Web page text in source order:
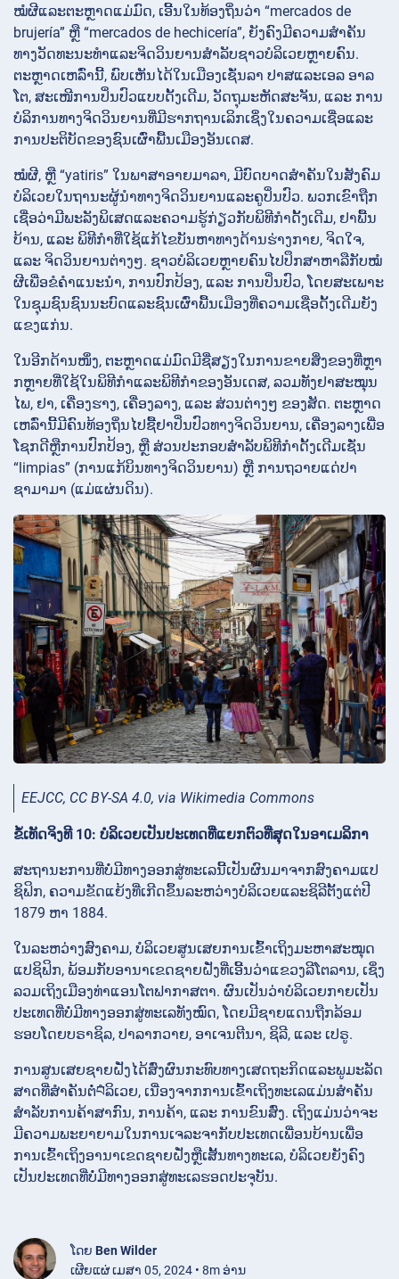
ໝໍຜີແລະຕະຫຼາດແມ່ມົດ, ເອີ້ນໃນທ້ອງຖິ່ນວ່າ “mercados de
brujería” ຫຼື “mercados de hechicería”, ຍັງຄົງມີຄວາມສຳຄັນ
ທາງວັດທະນະທຳແລະຈິດວິນຍານສຳລັບຊາວບໍລິເວຍຫຼາຍຄົນ.
ຕະຫຼາດເຫລົ່ານີ້, ພົບເຫັນໄດ້ໃນເມືອງເຊັ່ນລາ ປາສແລະເອລ ອາລ
ໂຕ, ສະເໜີການປິ່ນປົວແບບດັ້ງເດີມ, ວັດຖຸມະຫັດສະຈັນ, ແລະ ການ
ບໍລິການທາງຈິດວິນຍານທີ່ມີຮາກຖານເລິກເຊິ່ງໃນຄວາມເຊື່ອແລະ
ການປະຕິບັດຂອງຊົນເຜົ່າພື້ນເມືອງອັນເດສ.
ໝໍຜີ, ຫຼື “yatiris” ໃນພາສາອາຍມາລາ, ມີບົດບາດສຳຄັນໃນສັງຄົມ
ບໍລິເວຍໃນຖານະຜູ້ນຳທາງຈິດວິນຍານແລະຄູປິ່ນປົວ. ພວກເຂົາຖືກ
ເຊື່ອວ່າມີພະລັງພິເສດແລະຄວາມຮູ້ກ່ຽວກັບພິທີກຳດັ້ງເດີມ, ຢາພື້ນ
ບ້ານ, ແລະ ພິທີກຳທີ່ໃຊ້ແກ້ໄຂບັນຫາທາງດ້ານຮ່າງກາຍ, ຈິດໃຈ,
ແລະ ຈິດວິນຍານຕ່າງໆ. ຊາວບໍລິເວຍຫຼາຍຄົນໄປປຶກສາຫາລືກັບໝໍ
ຜີເພື່ອຂໍຄຳແນະນຳ, ການປົກປ້ອງ, ແລະ ການປິ່ນປົວ, ໂດຍສະເພາະ
ໃນຊຸມຊົນຊົນນະບົດແລະຊົນເຜົ່າພື້ນເມືອງທີ່ຄວາມເຊື່ອດັ້ງເດີມຍັງ
ແຂງແກ່ນ.
ໃນອີກດ້ານໜຶ່ງ, ຕະຫຼາດແມ່ມົດມີຊື່ສຽງໃນການຂາຍສິ່ງຂອງທີ່ຫຼາ
ກຫຼາຍທີ່ໃຊ້ໃນພິທີກຳແລະພິທີກຳຂອງອັນເດສ, ລວມທັງຢາສະໝຸນ
ໄພ, ຢາ, ເຄື່ອງຮາງ, ເຄື່ອງລາງ, ແລະ ສ່ວນຕ່າງໆ ຂອງສັດ. ຕະຫຼາດ
ເຫລົ່ານີ້ມີຄົນທ້ອງຖິ່ນໄປຊື້ຢາປິ່ນປົວທາງຈິດວິນຍານ, ເຄື່ອງລາງເພື່ອ
ໂຊກດີຫຼືການປົກປ້ອງ, ຫຼື ສ່ວນປະກອບສຳລັບພິທີກຳດັ້ງເດີມເຊັ່ນ
“limpias” (ການແກ້ບິນທາງຈິດວິນຍານ) ຫຼື ການຖວາຍແດ່ປາ
ຊາມາມາ (ແມ່ແຜ່ນດິນ).
EEJCC, CC BY-SA 4.0, via Wikimedia Commons
ຂໍ້ເທັດຈິງທີ 10: ບໍລິເວຍເປັນປະເທດທີ່ແຍກຕົວທີ່ສຸດໃນອາເມລິກາ
ສະຖານະການທີ່ບໍ່ມີທາງອອກສູ່ທະເລນີ້ເປັນຜົນມາຈາກສົງຄາມແປ
ຊິຟິກ, ຄວາມຂັດແຍ້ງທີ່ເກີດຂຶ້ນລະຫວ່າງບໍລິເວຍແລະຊິລີຕັ້ງແຕ່ປີ
1879 ຫາ 1884.
ໃນລະຫວ່າງສົງຄາມ, ບໍລິເວຍສູນເສຍການເຂົ້າເຖິງມະຫາສະໝຸດ
ແປຊິຟິກ, ພ້ອມກັບອານາເຂດຊາຍຝັ່ງທີ່ເອີ້ນວ່າແຂວງລີໂຕລານ, ເຊິ່ງ
ລວມເຖິງເມືອງທ່າແອນໂຕຟາກາສຕາ. ຜົນເປັນວ່າບໍລິເວຍກາຍເປັນ
ປະເທດທີ່ບໍ່ມີທາງອອກສູ່ທະເລທັງໝົດ, ໂດຍມີຊາຍແດນຖືກລ້ອມ
ຮອບໂດຍບຣາຊິລ, ປາລາກວາຍ, ອາເຈນຕີນາ, ຊິລີ, ແລະ ເປຣູ.
ການສູນເສຍຊາຍຝັ່ງໄດ້ສົ່ງຜົນກະທົບທາງເສດຖະກິດແລະພູມະລັດ
ສາດທີ່ສຳຄັນຕໍ່བໍລິເວຍ, ເນື່ອງຈາກການເຂົ້າເຖິງທະເລແມ່ນສຳຄັນ
ສຳລັບການຄ້າສາກົນ, ການຄ້າ, ແລະ ການຂົນສົ່ງ. ເຖິງແມ່ນວ່າຈະ
ມີຄວາມພະຍາຍາມໃນການເຈລະຈາກັບປະເທດເພື່ອນບ້ານເພື່ອ
ການເຂົ້າເຖິງອານາເຂດຊາຍຝັ່ງຫຼືເສັ້ນທາງທະເລ, ບໍລິເວຍຍັງຄົງ
ເປັນປະເທດທີ່ບໍ່ມີທາງອອກສູ່ທະເລຮອດປະຈຸບັນ.
ໂດຍ Ben Wilder
ເຜີຍແຜ່ ເມສາ 05, 2024 • 8m ອ່ານ